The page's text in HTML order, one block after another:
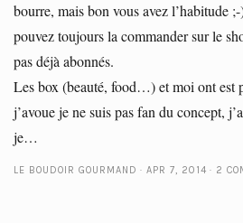
bourre, mais bon vous avez l’habitude
pouvez toujours la commander sur le
pas déjà abonnés.
Les box (beauté, food…) et moi ont est
j’avoue je ne suis pas fan du concept,
je…
LE BOUDOIR GOURMAND APR 7, 2014 2